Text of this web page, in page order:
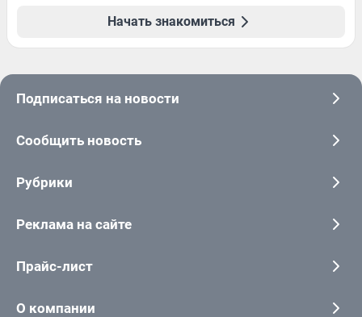
Начать знакомиться
Подписаться на новости
Сообщить новость
Рубрики
Реклама на сайте
Прайс-лист
О компании